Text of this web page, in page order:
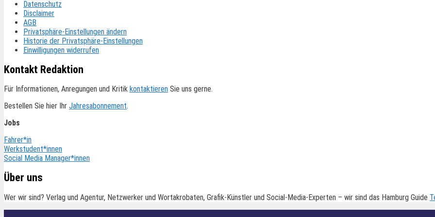
Datenschutz
Disclaimer
AGB
Privatsphäre-Einstellungen ändern
Historie der Privatsphäre-Einstellungen
Einwilligungen widerrufen
Kontakt Redaktion
Für Informationen, Anregungen und Kritik kontaktieren Sie uns gerne.
Bestellen Sie hier Ihr Jahresabonnement.
Jobs
Fahrer*in
Werkstudent*innen
Social Media Manager*innen
Über uns
Wer wir sind? Verlag und Agentur, Netzwerker und Wortakrobaten, Grafik-Künstler und Social-Media-Experten – wir sind das Hamburg Guide